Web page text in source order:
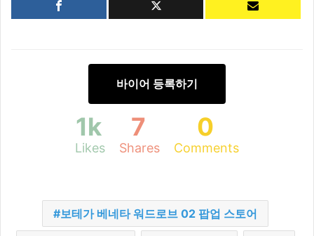
바이어 등록하기
1k
Likes
7
Shares
0
Comments
보테가 베네타 워드로브 02 팝업 스토어